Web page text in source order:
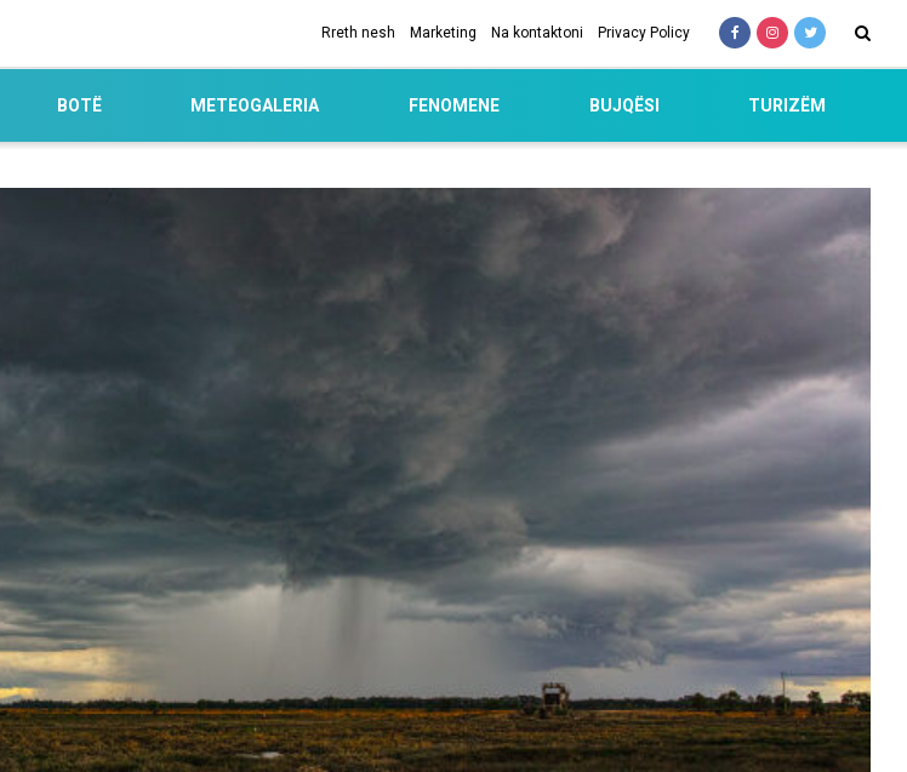
Rreth nesh Marketing Na kontaktoni Privacy Policy
BOTË METEOGALERIA FENOMENE BUJQËSI TURIZËM